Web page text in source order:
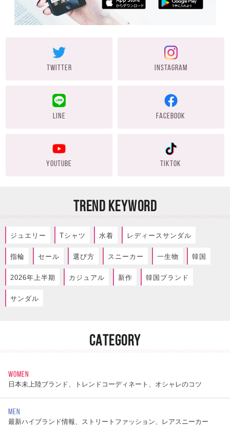
TWITTER INSTAGRAM
LINE FACEBOOK
YOUTUBE TIKTOK
TREND KEYWORD
ジュエリー Tシャツ 水着 レディースサンダル
指輪 セール 選び方 スニーカー 一生物 韓国
2026年上半期 カジュアル 新作 韓国ブランド
サンダル
CATEGORY
WOMEN
日本未上陸ブランド、トレンドコーディネート、オシャレのコツ
MEN
最新ハイブランド情報、ストリートファッション、レアスニーカー